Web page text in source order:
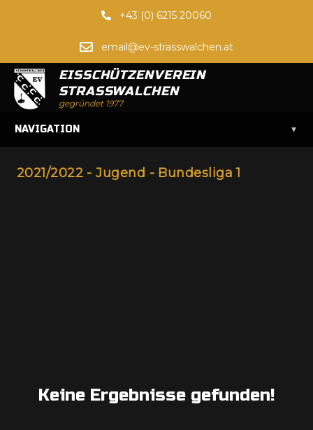
+43 (0) 6215 20060
email@ev-strasswalchen.at
EISSCHÜTZENVEREIN
STRASSWALCHEN
gegründet 1977
NAVIGATION ▾
2021/2022 - Jugend - Bundesliga 1
Keine Ergebnisse gefunden!